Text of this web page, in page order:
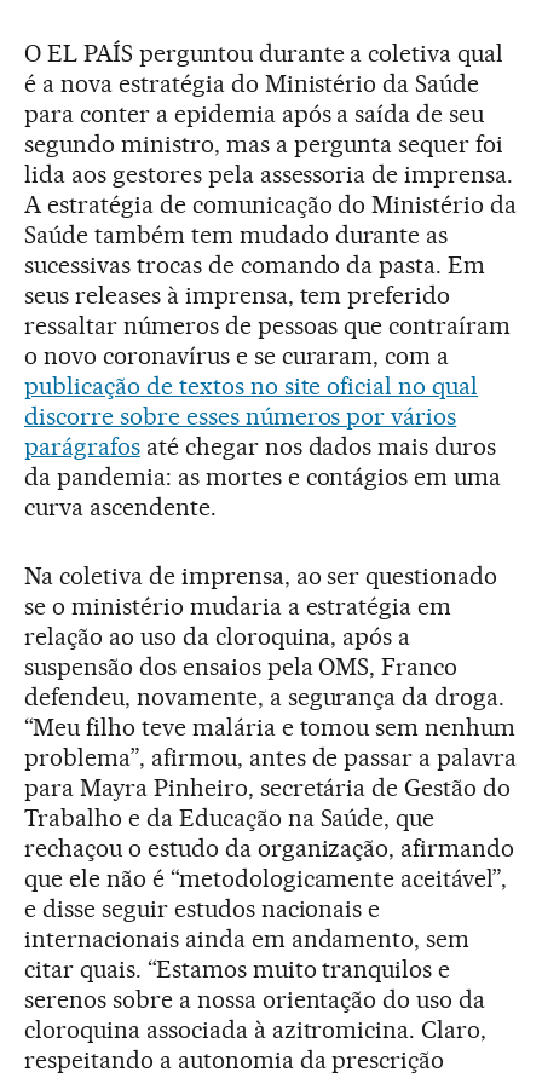
O EL PAÍS perguntou durante a coletiva qual
é a nova estratégia do Ministério da Saúde
para conter a epidemia após a saída de seu
segundo ministro, mas a pergunta sequer foi
lida aos gestores pela assessoria de imprensa.
A estratégia de comunicação do Ministério da
Saúde também tem mudado durante as
sucessivas trocas de comando da pasta. Em
seus releases à imprensa, tem preferido
ressaltar números de pessoas que contraíram
o novo coronavírus e se curaram, com a
publicação de textos no site oficial no qual
discorre sobre esses números por vários
parágrafosaté chegar nos dados mais duros
da pandemia: as mortes e contágios em uma
curva ascendente.
Na coletiva de imprensa, ao ser questionado
se o ministério mudaria a estratégia em
relação ao uso da cloroquina, após a
suspensão dos ensaios pela OMS, Franco
defendeu, novamente, a segurança da droga.
“Meu filho teve malária e tomou sem nenhum
problema”, afirmou, antes de passar a palavra
para Mayra Pinheiro, secretária de Gestão do
Trabalho e da Educação na Saúde, que
rechaçou o estudo da organização, afirmando
que ele não é “metodologicamente aceitável”,
e disse seguir estudos nacionais e
internacionais ainda em andamento, sem
citar quais. “Estamos muito tranquilos e
serenos sobre a nossa orientação do uso da
cloroquina associada à azitromicina. Claro,
respeitando a autonomia da prescrição